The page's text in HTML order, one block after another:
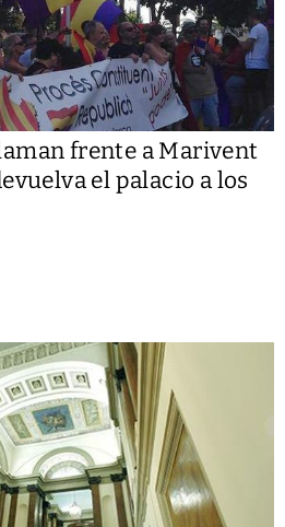
frente a Marivent
el palacio a los